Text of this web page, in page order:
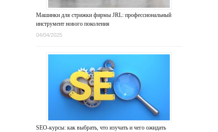
Машинки для стрижки фирмы JRL: профессиональный
инструмент нового поколения
04/04/2025
SEO-курсы: как выбрать, что изучать и чего ожидать